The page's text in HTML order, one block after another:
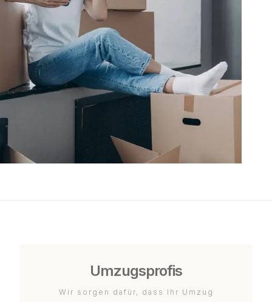
Umzugsprofis
Wir sorgen dafür, dass Ihr Umzug